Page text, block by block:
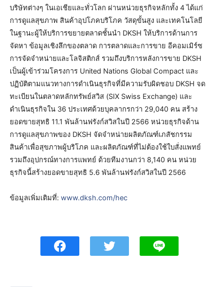
บริษัทต่างๆ ในเอเชียและทั่วโลก ผ่านหน่วยธุรกิจหลักทั้ง 4 ได้แก่
การดูแลสุขภาพ สินค้าอุปโภคบริโภค วัสดุขั้นสูง และเทคโนโลยี
ในฐานะผู้ให้บริการขยายตลาดชั้นนำ DKSH ให้บริการด้านการ
จัดหา ข้อมูลเชิงลึกของตลาด การตลาดและการขาย อีคอมเมิร์ซ
การจัดจำหน่ายและโลจิสติกส์ รวมถึงบริการหลังการขาย DKSH
เป็นผู้เข้าร่วมโครงการ United Nations Global Compact และ
ปฏิบัติตามแนวทางการดำเนินธุรกิจที่มีความรับผิดชอบ DKSH จด
ทะเบียนในตลาดหลักทรัพย์สวิส (SIX Swiss Exchange) และ
ดำเนินธุรกิจใน 36 ประเทศด้วยบุคลากรกว่า 29,040 คน สร้าง
ยอดขายสุทธิ 11.1 พันล้านฟรังก์สวิสในปี 2566 หน่วยธุรกิจด้าน
การดูแลสุขภาพของ DKSH จัดจำหน่ายผลิตภัณฑ์เภสัชกรรม
สินค้าเพื่อสุขภาพผู้บริโภค และผลิตภัณฑ์ที่ไม่ต้องใช้ใบสั่งแพทย์
รวมถึงอุปกรณ์ทางการแพทย์ ด้วยทีมงานกว่า 8,140 คน หน่วย
ธุรกิจนี้สร้างยอดขายสุทธิ 5.6 พันล้านฟรังก์สวิสในปี 2566
ข้อมูลเพิ่มเติมที่: www.dksh.com/hec